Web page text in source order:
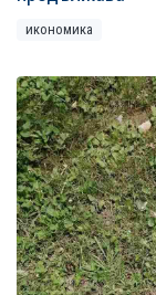
икономика